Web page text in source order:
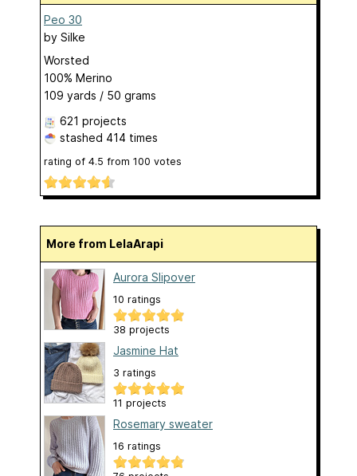
Peo 30
by Silke
Worsted
100% Merino
109 yards / 50 grams
621 projects
stashed 414 times
rating of 4.5 from 100 votes
More from LelaArapi
Aurora Slipover
10 ratings
38 projects
Jasmine Hat
3 ratings
11 projects
Rosemary sweater
16 ratings